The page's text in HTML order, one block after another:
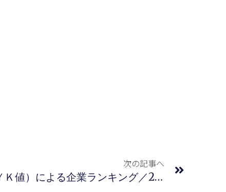
次の記事へ
最新の特許競争力指標（ＹＫ値）による企業ランキング／2026年3月度